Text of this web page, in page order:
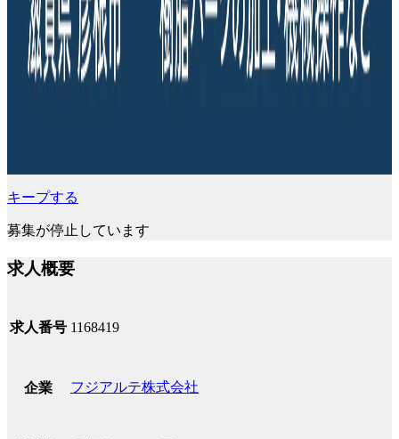
キープする
募集が停止しています
求人概要
求人番号 1168419
企業 フジアルテ株式会社